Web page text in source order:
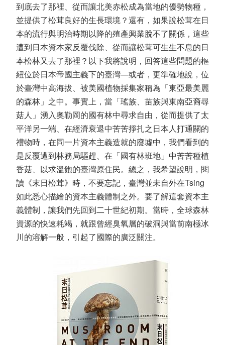
到底去了那裡、從而讓北美赤松成為當地的優勢物種，
並提供了松茸良好的生長環境？還有，如果說松茸在日
本的流行與明治時期以降的殖產興業脫不了關係，這些
遭到日本資本家反覆伐除、從而讓松茸可生生不息的日
本松林又去了那裡？以下我將說明，回答這些問題的樞
紐位於日本帝國主義下的臺灣—或者，更準確地說，位
於臺灣中高海拔、被美國植物採集家稱為「東亞最美麗
的森林」之中。事實上，當「瑤族、苗族與東南亞裔尋
菇人」湧入奧勒岡的國有林中尋求自由，從而提供了太
平洋另一端、在經濟衰退中苦苦掙扎之日本人打通關的
禮物時，在同一片資本主義造就的廢墟中，我們看到的
是反覆遭到林務局驅趕、在「國有林班地」中苦苦種植
香菇、以求溫飽的臺灣原住民。總之，我希望說明，閱
讀《末日松茸》時，不要忘記，臺灣並未自外在Tsing
如此悉心描繪的資本主義體制之外。要了解這套資本主
義體制，讓我們先回到二十世紀初期。當時，全球森林
資源的快速耗竭，就跟曾經臭氧層的破洞與當前南極冰
川的溶解一般，引起了國際的廣泛關注。